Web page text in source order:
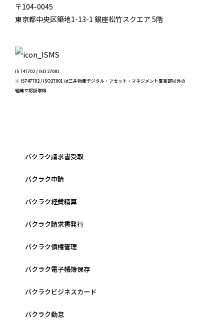
〒104-0045
東京都中央区築地1-13-1 銀座松竹スクエア 5階
IS 747702 / ISO 27001
※ IS747702 / ISO27001 は三井物産デジタル・アセット・マネジメント事業部以外の
組織で認証取得
バクラク請求書受取
バクラク申請
バクラク経費精算
バクラク請求書発行
バクラク債権管理
バクラク電子帳簿保存
バクラクビジネスカード
バクラク勤怠